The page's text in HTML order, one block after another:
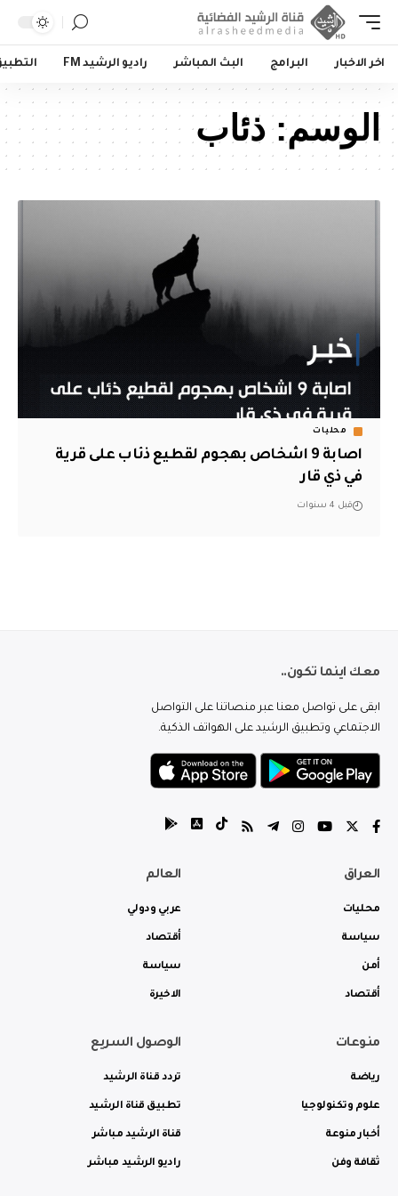
اخر الاخبار البرامج البث المباشر راديو الرشيد FM
الوسم:ذئاب
محليات
اصابة 9 اشخاص بهجوم لقطيع ذئاب على قرية
في ذي قار
قبل 4 سنوات
معك اينما تكون..
ابقى على تواصل معنا عبر منصاتنا على التواصل
الاجتماعي وتطبيق الرشيد على الهواتف الذكية.
العراق
محليات
سياسة
أمن
أقتصاد
العالم
عربي ودولي
أقتصاد
سياسة
الاخيرة
منوعات
رياضة
علوم وتكنولوجيا
أخبار منوعة
ثقافة وفن
الوصول السريع
تردد قناة الرشيد
تطبيق قناة الرشيد
قناة الرشيد مباشر
راديو الرشيد مباشر